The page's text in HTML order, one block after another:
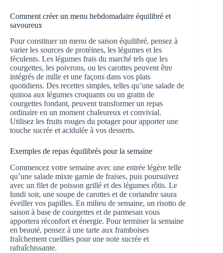
Comment créer un menu hebdomadaire équilibré et
savoureux
Pour constituer un menu de saison équilibré, pensez à
varier les sources de protéines, les légumes et les
féculents. Les légumes frais du marché tels que les
courgettes, les poivrons, ou les carottes peuvent être
intégrés de mille et une façons dans vos plats
quotidiens. Des recettes simples, telles qu’une salade de
quinoa aux légumes croquants ou un gratin de
courgettes fondant, peuvent transformer un repas
ordinaire en un moment chaleureux et convivial.
Utilisez les fruits rouges du potager pour apporter une
touche sucrée et acidulée à vos desserts.
Exemples de repas équilibrés pour la semaine
Commencez votre semaine avec une entrée légère telle
qu’une salade mixte garnie de fraises, puis poursuivez
avec un filet de poisson grillé et des légumes rôtis. Le
lundi soir, une soupe de carottes et de coriandre saura
éveiller vos papilles. En milieu de semaine, un risotto de
saison à base de courgettes et de parmesan vous
apportera réconfort et énergie. Pour terminer la semaine
en beauté, pensez à une tarte aux framboises
fraîchement cueillies pour une note sucrée et
rafraîchissante.